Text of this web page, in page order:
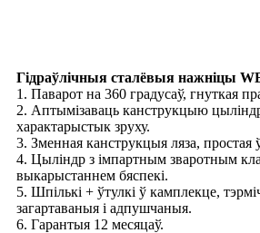
Гідраўлічныя сталёвыя нажніцы
1. Паварот на 360 градусаў, гнуткая
2. Аптымізаваць канструкцыю
характарыстык зруху.
3. Зменная канструкцыя ляза, простая
4. Цыліндр з імпартным зваротным
выкарыстаннем бяспекі.
5. Шпількі + ўтулкі ў камплекце,
загартаваныя і адпушчаныя.
6. Гарантыя 12 месяцаў.